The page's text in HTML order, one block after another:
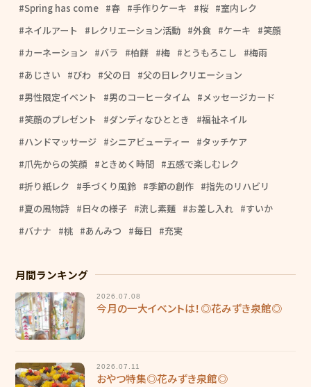
Spring has come
春 手作りケーキ 桜
室内レク
ネイルアート
レクリエーション活動 外食 ケーキ
笑顔
カーネーション
バラ 柏餅 梅 とうもろこし
梅雨
あじさい
びわ 父の日
父の日レクリエーション
男性限定イベント
男のコーヒータイム
メッセージカード
笑顔のプレゼント
ダンディなひととき
福祉ネイル
ハンドマッサージ
シニアビューティー
タッチケア
爪先からの笑顔
ときめく時間
五感で楽しむレク
折り紙レク
手づくり風鈴 季節の創作
指先のリハビリ
夏の風物詩
日々の様子 流し素麺 お差し入れ
すいか
バナナ
桃 あんみつ 毎日 充実
月間ランキング
2026.07.08
今月の一大イベントは！◎花みずき泉館◎
2026.07.11
おやつ特集◎花みずき泉館◎